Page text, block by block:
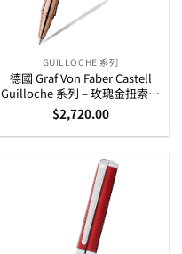
GUILLOCHE 系列
德國 Graf Von Faber Castell
Guilloche 系列 – 玫瑰金扭索紋
走珠筆 (145336)
$2,720.00